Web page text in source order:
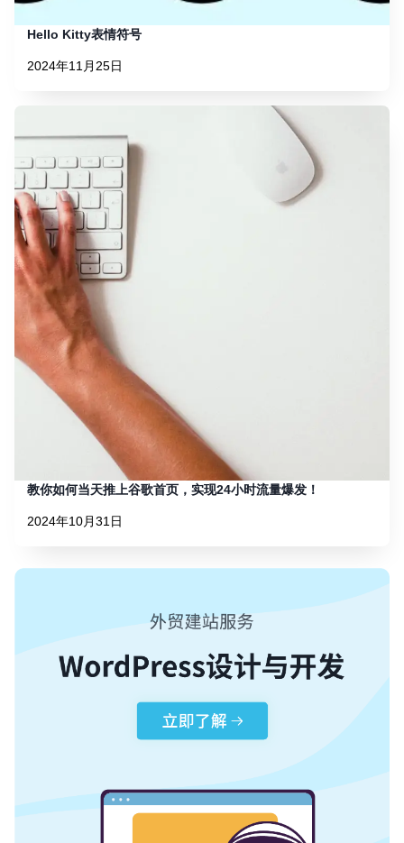
Hello Kitty表情符号
2024年11月25日
教你如何当天推上谷歌首页，实现24小时流量爆发！
2024年10月31日